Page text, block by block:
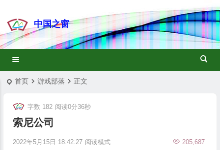
中国之窗
首页 游戏部落 正文
索尼公司
2022年5月15日 18:42:27 205,687
字数 182 阅读0分36秒
阅读模式